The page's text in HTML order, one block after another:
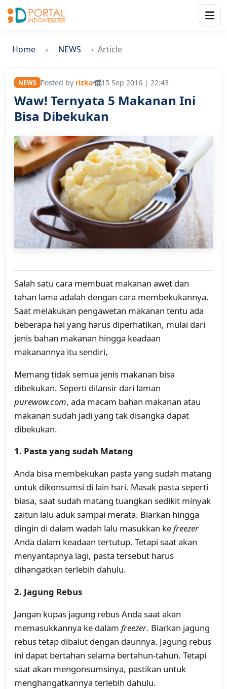
Home NEWS Article
NEWS Posted by rizka• 15 Sep 2016 | 22:43
Waw! Ternyata 5 Makanan Ini
Bisa Dibekukan
Salah satu cara membuat makanan awet dan
tahan lama adalah dengan cara membekukannya.
Saat melakukan pengawetan makanan tentu ada
beberapa hal yang harus diperhatikan, mulai dari
jenis bahan makanan hingga keadaan
makanannya itu sendiri,
Memang tidak semua jenis makanan bisa
dibekukan. Seperti dilansir dari laman
purewow.com, ada macam bahan makanan atau
makanan sudah jadi yang tak disangka dapat
dibekukan.
1. Pasta yang sudah Matang
Anda bisa membekukan pasta yang sudah matang
untuk dikonsumsi di lain hari. Masak pasta seperti
biasa, saat sudah matang tuangkan sedikit minyak
zaitun lalu aduk sampai merata. Biarkan hingga
dingin di dalam wadah lalu masukkan kefreezer
Anda dalam keadaan tertutup. Tetapi saat akan
menyantapnya lagi, pasta tersebut harus
dihangatkan terlebih dahulu.
2. Jagung Rebus
Jangan kupas jagung rebus Anda saat akan
memasukkannya ke dalam freezer. Biarkan jagung
rebus tetap dibalut dengan daunnya. Jagung rebus
ini dapat bertahan selama bertahun-tahun. Tetapi
saat akan mengonsumsinya, pastikan untuk
menghangatkannya terlebih dahulu.